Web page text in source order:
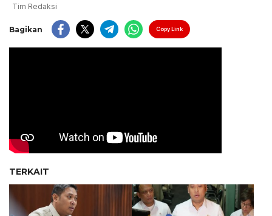
Tim Redaksi
Bagikan Copy Link
TERKAIT